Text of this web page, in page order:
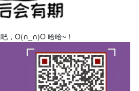
，O(∩_∩)O 哈哈~！